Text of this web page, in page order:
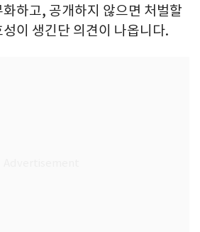
하고, 공개하지 않으면 처벌할
이 생긴단 의견이 나옵니다.